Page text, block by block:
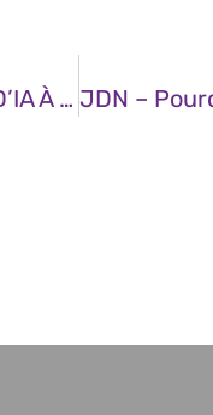
JDN – L’Europe Veut Prendre Le Contrôle Des Modèles D’IA À Usage Général